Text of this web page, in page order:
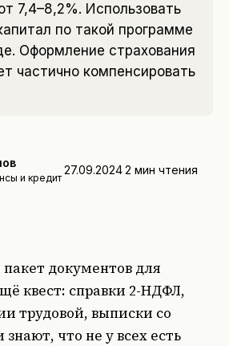
7,4–8,2%. Использовать
по такой программе
Оформление страхования
частично компенсировать
и кредит
27.09.20242 мин чтения
документов для
квест: справки 2-НДФЛ,
трудовой, выписки со
знают, что не у всех есть